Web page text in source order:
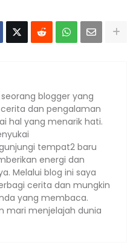
seorang blogger yang
dan pengalaman
hal yang menarik hati.
tempat2 baru
energi dan
Melalui blog ini saya
cerita dan mungkin
yang membaca.
mari menjelajah dunia